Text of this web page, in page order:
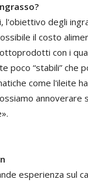
l'obiettivo degli
il costo
con i
poco “stabili” che
come l'ileite
esperienza sul